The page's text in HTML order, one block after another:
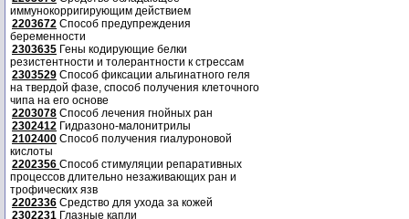
иммунокорригирующим действием
2203672 Способ предупреждения
беременности
2303635 Гены кодирующие белки
резистентности и толерантности к стрессам
2303529 Способ фиксации альгинатного геля
на твердой фазе, способ получения клеточного
чипа на его основе
2203078 Способ лечения гнойных ран
2302412 Гидразоно-малонитрилы
2102400 Способ получения гиалуроновой
кислоты
2202356 Способ стимуляции репаративных
процессов длительно незаживающих ран и
трофических язв
2202336 Средство для ухода за кожей
2302231 Глазные капли